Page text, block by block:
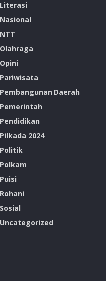
Literasi
Nasional
NTT
Olahraga
Opini
Pariwisata
Pembangunan Daerah
Pemerintah
Pendidikan
Pilkada 2024
Politik
Polkam
Puisi
Rohani
Sosial
Uncategorized